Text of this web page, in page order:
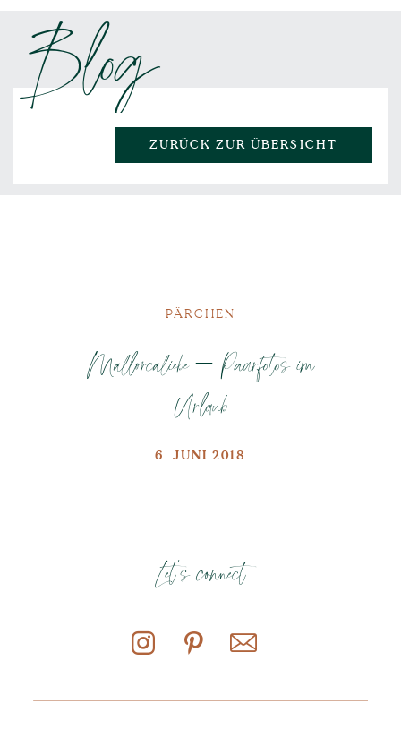
Blog
ZURÜCK ZUR ÜBERSICHT
PÄRCHEN
Mallorcaliebe – Paarfotos im
Urlaub
6. JUNI 2018
Let's connect